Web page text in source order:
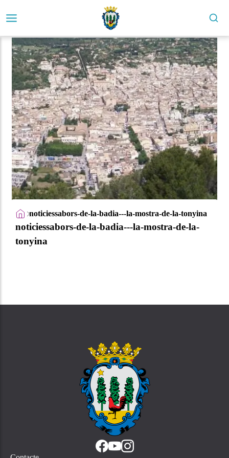
noticiessabors-de-la-badia---la-mostra-de-la-tonyina
noticiessabors-de-la-badia---la-mostra-de-la-
tonyina